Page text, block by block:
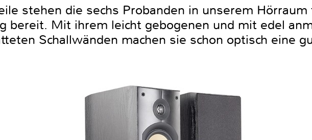
stehen die sechs Probanden in unserem
bereit. Mit ihrem leicht gebogenen und mit edel
Schallwänden machen sie schon optisch eine